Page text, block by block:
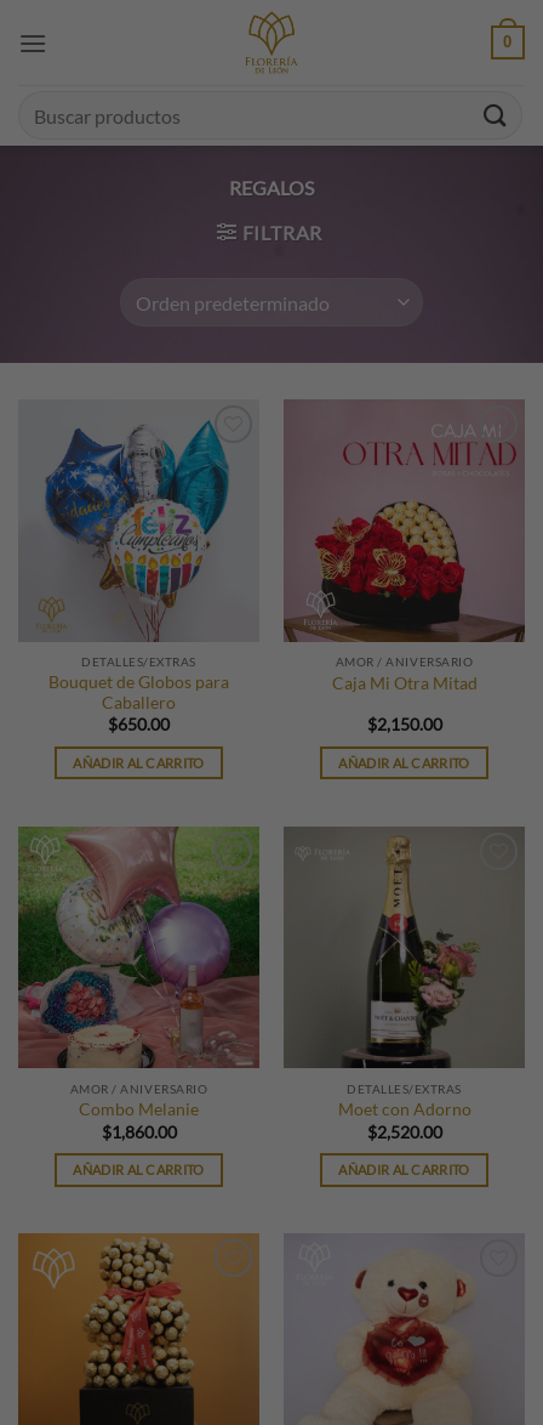
0
REGALOS
FILTRAR
DETALLES/EXTRAS
Bouquet de Globos para
Caballero
$650.00
AÑADIR AL CARRITO
AMOR / ANIVERSARIO
Caja Mi Otra Mitad
$2,150.00
AÑADIR AL CARRITO
AMOR / ANIVERSARIO
Combo Melanie
$1,860.00
AÑADIR AL CARRITO
DETALLES/EXTRAS
Moet con Adorno
$2,520.00
AÑADIR AL CARRITO